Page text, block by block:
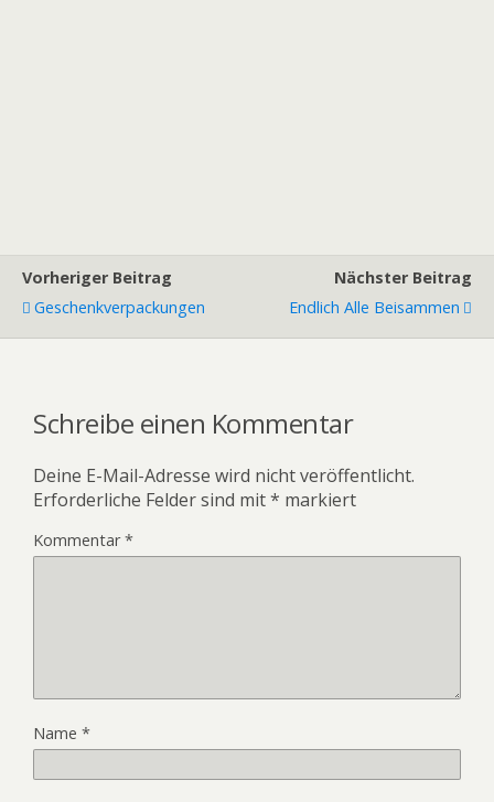
Vorheriger Beitrag
Geschenkverpackungen
Nächster Beitrag
Endlich Alle Beisammen
Schreibe einen Kommentar
Deine E-Mail-Adresse wird nicht veröffentlicht.
Erforderliche Felder sind mit* markiert
Kommentar*
Name *